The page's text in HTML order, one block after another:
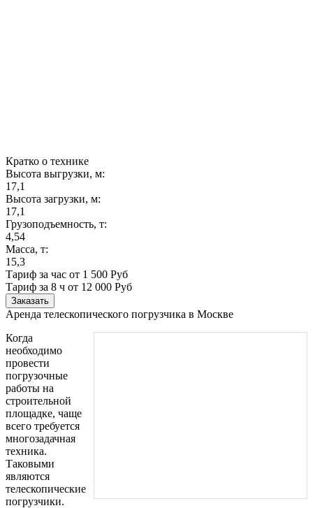
Кратко о технике
Высота выгрузки, м:
17,1
Высота загрузки, м:
17,1
Грузоподъемность, т:
4,54
Масса, т:
15,3
Тариф за час от 1 500 Руб
Тариф за 8 ч от 12 000 Руб
Заказать
Аренда телескопического погрузчика в Москве
Когда
необходимо
провести
погрузочные
работы на
строительной
площадке, чаще
всего требуется
многозадачная
техника.
Таковыми
являются
телескопические
погрузчики.